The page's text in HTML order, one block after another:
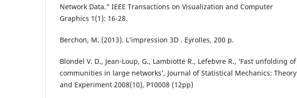
Network Data." IEEE Transactions on Visualization and Computer
Graphics 1(1): 16-28.
Berchon, M. (2013). L’impression 3D . Eyrolles, 200 p.
Blondel V. D., Jean-Loup, G., Lambiotte R., Lefebvre R., ‘Fast unfolding of
communities in large networks’, Journal of Statistical Mechanics: Theory
and Experiment 2008(10), P10008 (12pp)